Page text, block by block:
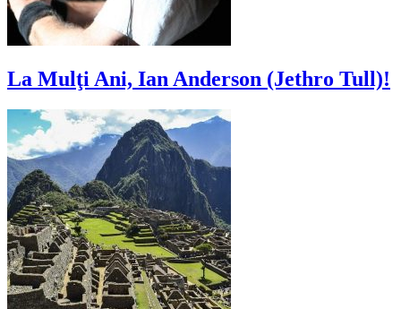
La Mulţi Ani, Ian Anderson (Jethro Tull)!